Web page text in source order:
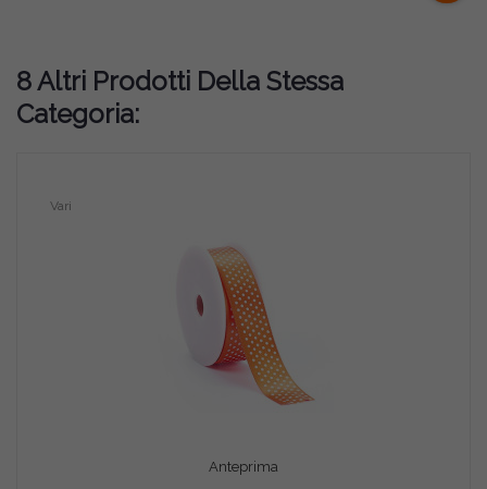
8 Altri Prodotti Della Stessa
Categoria:
Anteprima
Vari